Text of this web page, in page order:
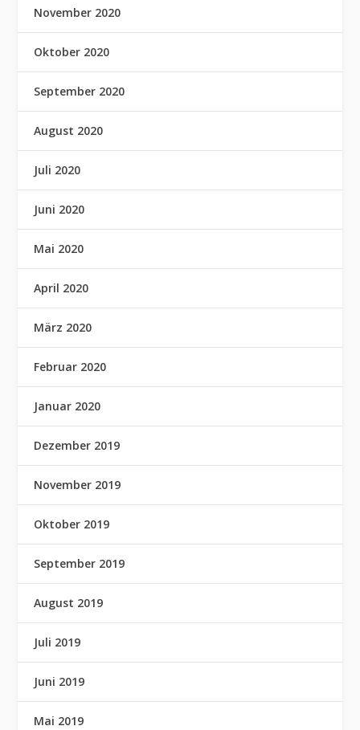
November 2020
Oktober 2020
September 2020
August 2020
Juli 2020
Juni 2020
Mai 2020
April 2020
März 2020
Februar 2020
Januar 2020
Dezember 2019
November 2019
Oktober 2019
September 2019
August 2019
Juli 2019
Juni 2019
Mai 2019